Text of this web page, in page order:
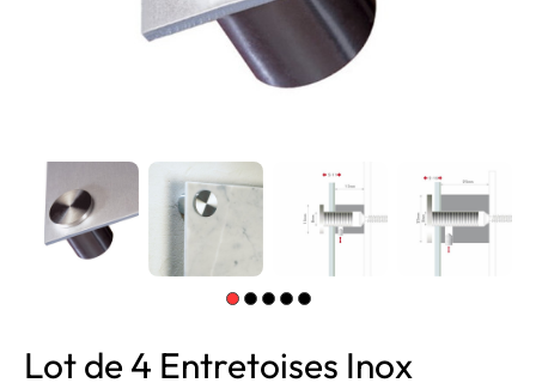
Lot de 4 Entretoises Inox